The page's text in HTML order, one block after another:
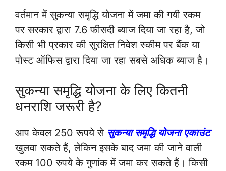
वर्तमान में सुकन्या समृद्धि योजना में जमा की गयी रकम
पर सरकार द्वारा 7.6 फीसदी ब्याज दिया जा रहा है, जो
किसी भी प्रकार की सुरक्षित निवेश स्कीम पर बैंक या
पोस्ट ऑफिस द्वारा दिया जा रहा सबसे अधिक ब्याज है।
सुकन्या समृद्धि योजना के लिए कितनी
धनराशि जरूरी है?
आप केवल 250 रूपये से सुकन्या समृद्धि योजना एकाउंट
खुलवा सकते हैं, लेकिन इसके बाद जमा की जाने वाली
रकम 100 रुपये के गुणांक में जमा कर सकते हैं। किसी